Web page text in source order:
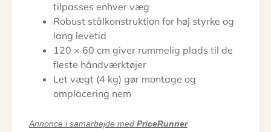
tilpasses enhver væg
Robust stålkonstruktion for høj styrke og
lang levetid
120 × 60 cm giver rummelig plads til de
fleste håndværktøjer
Let vægt (4 kg) gør montage og
omplacering nem
Annonce i samarbejde med PriceRunner